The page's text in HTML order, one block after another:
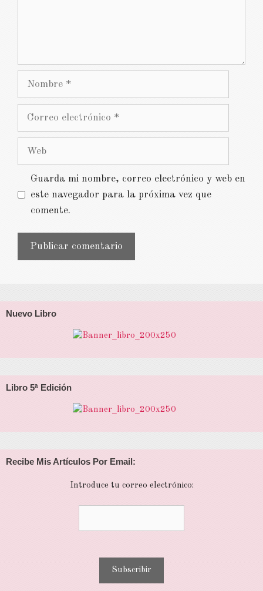
Nombre
Correo
Web
Guarda mi nombre, correo electrónico y web en
este navegador para la próxima vez que
comente.
Nuevo Libro
Libro 5ª Edición
Recibe Mis Artículos Por Email:
Introduce tu correo electrónico: